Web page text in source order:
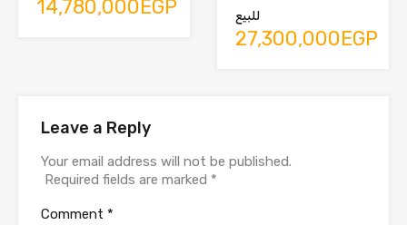
14,780,000EGP للبيع
27,300,000EGP
Leave a Reply
Your email address will not be published.
Required fields are marked *
Comment *